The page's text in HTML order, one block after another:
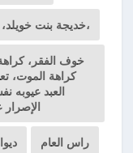
خديجة بنت خويلد، سيدة تدبير الأعمال،
خوف الفقر،
كراهة الموت،
العبد عيوبه
الإصرار
راس العام